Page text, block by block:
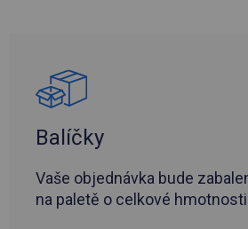
Balíčky
Vaše objednávka bude
na paletě o celkové hmotnosti